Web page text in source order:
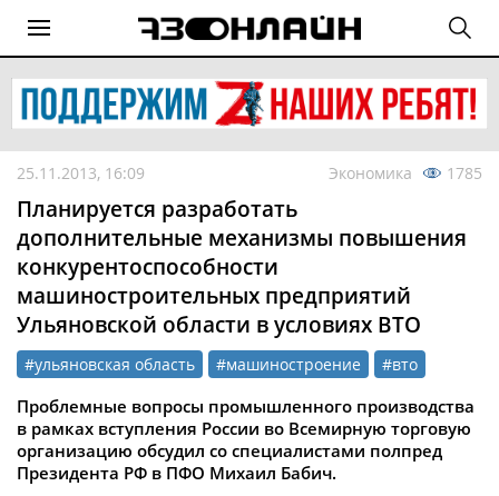
25.11.2013, 16:09 Экономика 1785
Планируется разработать
дополнительные механизмы повышения
конкурентоспособности
машиностроительных предприятий
Ульяновской области в условиях ВТО
#ульяновская область #машиностроение #вто
Проблемные вопросы промышленного производства
в рамках вступления России во Всемирную торговую
организацию обсудил со специалистами полпред
Президента РФ в ПФО Михаил Бабич.